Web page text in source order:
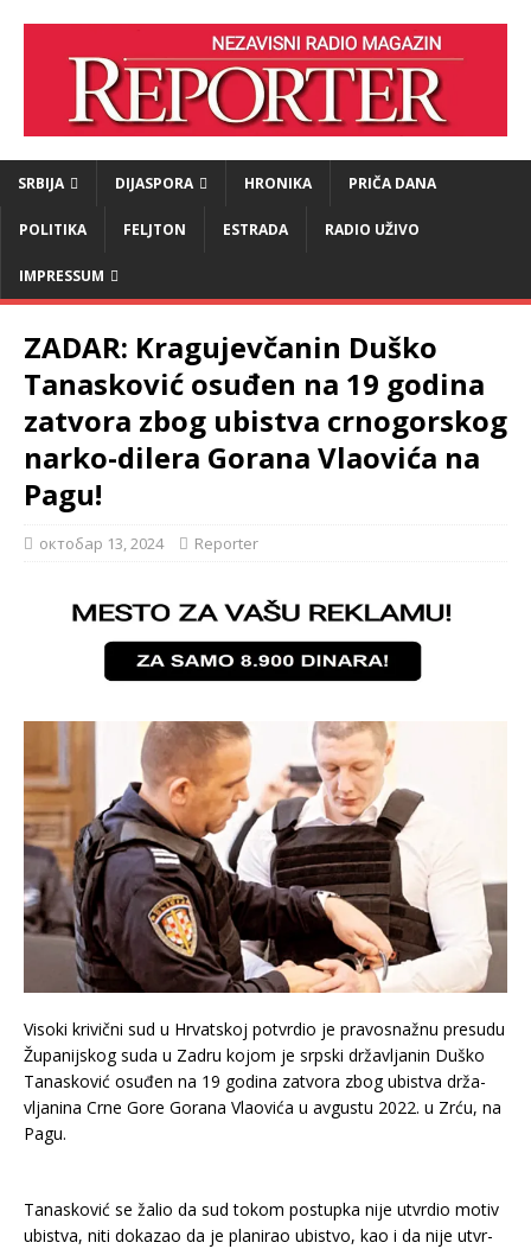
SRBIJA DIJASPORA HRONIKA PRIČA DANA
POLITIKA FELJTON ESTRADA RADIO UŽIVO
IMPRESSUM
ZADAR: Kragujevčanin Duško
Tanasković osuđen na 19 godina
zatvora zbog ubistva crnogorskog
narko-dilera Gorana Vlaovića na
Pa­gu!
октобар 13, 2024 Reporter
Vi­so­ki kri­vič­ni sud u Hr­vat­skoj po­tvr­dio je pra­vo­sna­žnu pre­su­du
Žu­pa­nij­skog su­da u Za­dru ko­jom je srp­ski dr­ža­vlja­nin Du­ško
Ta­na­sko­vić osu­đen na 19 go­di­na za­tvo­ra zbog ubi­stva dr­ža­
vlja­ni­na Cr­ne Go­re Go­ra­na Vla­o­vi­ća u av­gu­stu 2022. u Zr­ću, na
Pa­gu.
Ta­na­sko­vić se ža­lio da sud to­kom po­stup­ka ni­je utvr­dio mo­tiv
ubi­stva, ni­ti do­ka­zao da je pla­ni­rao ubi­stvo, kao i da ni­je utvr­